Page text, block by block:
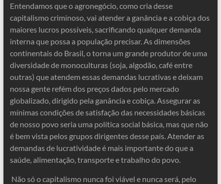
Entendamos que o agronegócio, como cria desse
capitalismo criminoso, vai atender a ganância e a cobiça dos
maiores lucros possíveis, sacrificando qualquer demanda
interna que possa a população precisar. As dimensões
continentais do Brasil, o torna um grande produtor de uma
diversidade de monoculturas (soja, algodão, café entre
outras) que atendem essas demandas lucrativas e deixam
nossa gente refém dos preços dados pelo mercado
globalizado, dirigido pela ganância e cobiça. Assegurar as
mínimas condições de satisfação das necessidades básicas
de nosso povo seria uma política social básica, mas que não
é bem vista pelos grupos dirigentes desse país. Atender as
demandas de lucratividade é mais importante do que a
saúde, alimentação, transporte e trabalho do povo.
Não só o capitalismo nunca foi viável e nunca será, pelo